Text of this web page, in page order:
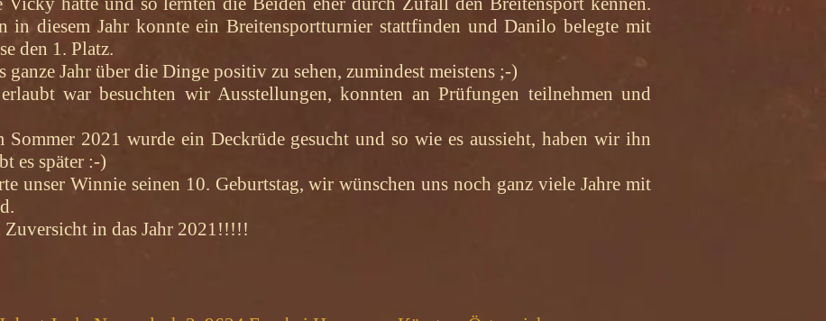
in diesem Jahr konnte ein Breitensportturnier stattfinden und Danilo belegte mit
den 1. Platz.
ganze Jahr über die Dinge positiv zu sehen, zumindest meistens ;-)
war besuchten wir Ausstellungen, konnten an Prüfungen teilnehmen und
2021 wurde ein Deckrüde gesucht und so wie es aussieht, haben wir ihn
es später :-)
unser Winnie seinen 10. Geburtstag, wir wünschen uns noch ganz viele Jahre mit
in das Jahr 2021!!!!!